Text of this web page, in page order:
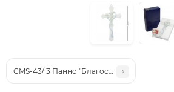
CMS-43/ 3 Панно "Благословение" (Pavone)